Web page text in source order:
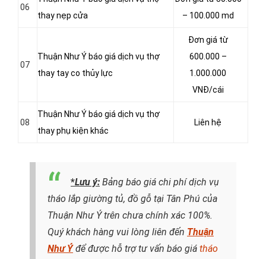
06
thay nẹp cửa
– 100.000 md
07
Thuận Như Ý báo giá dịch vụ thợ
thay tay co thủy lực
Đơn giá từ
600.000 –
1.000.000
VNĐ/cái
08
Thuận Như Ý báo giá dịch vụ thợ
thay phụ kiện khác
Liên hệ
*Lưu ý: Bảng báo giá chi phí dịch vụ
tháo lắp giường tủ, đồ gỗ tại Tân Phú của
Thuận Như Ý trên chưa chính xác 100%.
Quý khách hàng vui lòng liên đến Thuận
Như Ýđể được hỗ trợ tư vấn báo giá tháo